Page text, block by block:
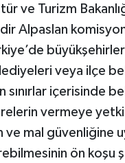
ve Turizm
Alpaslan
veya ilçe
sınırlar içerisinde
vermeye
ve mal güvenliğine
ön koşu